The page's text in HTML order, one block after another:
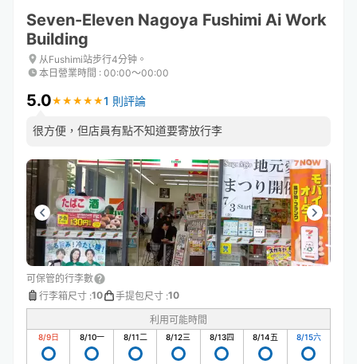
Seven-Eleven Nagoya Fushimi Ai Work
Building
从Fushimi站步行4分钟。
本日營業時間 : 00:00〜00:00
5.0★ ★ ★ ★ ★
★ ★ ★ ★ ★1 則評論
很方便，但店員有點不知道要寄放行李
可保管的行李數
行李箱尺寸 :10 手提包尺寸 :10
利用可能時間
8/9日 8/10一 8/11二 8/12三 8/13四 8/14五 8/15六